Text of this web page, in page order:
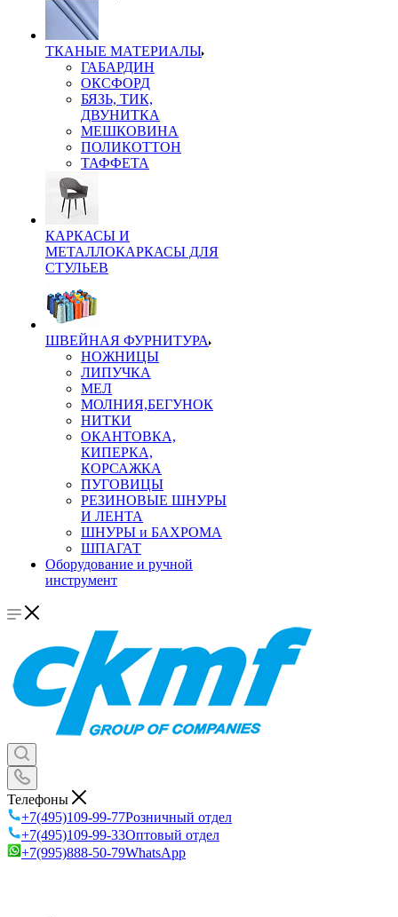
ТКАНЫЕ МАТЕРИАЛЫ
ГАБАРДИН
ОКСФОРД
БЯЗЬ, ТИК,
ДВУНИТКА
МЕШКОВИНА
ПОЛИКОТТОН
ТАФФЕТА
КАРКАСЫ И
МЕТАЛЛОКАРКАСЫ ДЛЯ
СТУЛЬЕВ
ШВЕЙНАЯ ФУРНИТУРА
НОЖНИЦЫ
ЛИПУЧКА
МЕЛ
МОЛНИЯ,БЕГУНОК
НИТКИ
ОКАНТОВКА,
КИПЕРКА,
КОРСАЖКА
ПУГОВИЦЫ
РЕЗИНОВЫЕ ШНУРЫ
И ЛЕНТА
ШНУРЫ и БАХРОМА
ШПАГАТ
Оборудование и ручной
инструмент
Телефоны
+7(495)109-99-77Розничный отдел
+7(495)109-99-33Оптовый отдел
+7(995)888-50-79WhatsApp